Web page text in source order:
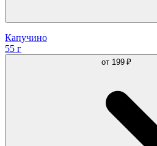
Капучино
55 г
от 199 ₽